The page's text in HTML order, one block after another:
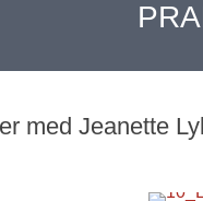
med Jeanette